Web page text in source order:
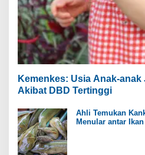
Kemenkes: Usia Anak-
Akibat DBD Tertinggi
Ahli Temukan
Menular antar